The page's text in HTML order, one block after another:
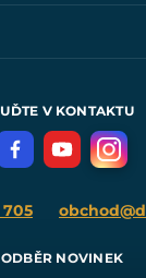
Come
V KONTAKTU
ODBĚR NOVINEK